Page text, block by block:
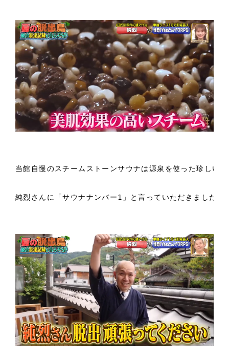
当館自慢のスチームストーンサウナは源泉を使った珍しい
純烈さんに「サウナナンバー1」と言っていただきました！